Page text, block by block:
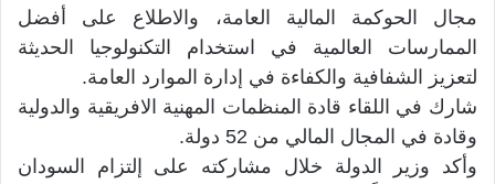
مجال الحوكمة المالية العامة، والاطلاع على أفضل
الممارسات العالمية في استخدام التكنولوجيا الحديثة
لتعزيز الشفافية والكفاءة في إدارة الموارد العامة.
شارك في اللقاء قادة المنظمات المهنية الافريقية والدولية
وقادة في المجال المالي من 52 دولة.
وأكد وزير الدولة خلال مشاركته على إلتزام السودان